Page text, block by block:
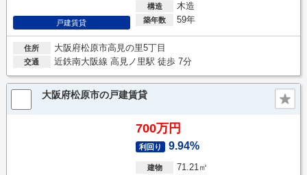
戸建賃貸
構造 木造
築年数 59年
住所 大阪府松原市高見の里5丁目
交通 近鉄南大阪線 高見ノ里駅 徒歩 7分
大阪府松原市の戸建賃貸
700万円
利回り 9.94%
建物 71.21㎡